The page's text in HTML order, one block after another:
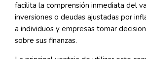
facilita la comprensión inmediata del
inversiones o deudas ajustadas por
a individuos y empresas tomar
sobre sus finanzas.